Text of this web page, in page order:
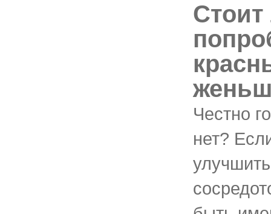
Стоит
Честно
нет?